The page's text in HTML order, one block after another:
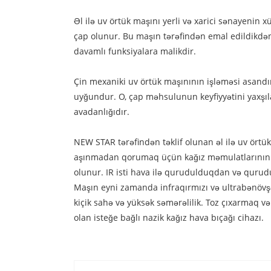
Əl ilə uv örtük maşını yerli və xarici sənayenin
çap olunur. Bu maşın tərəfindən emal edildikdən
davamlı funksiyalara malikdir.
Çin mexaniki uv örtük maşınının işləməsi
uyğundur. O, çap məhsulunun keyfiyyətini
avadanlığıdır.
NEW STAR tərəfindən təklif olunan əl ilə uv
aşınmadan qorumaq üçün kağız
olunur. IR isti hava ilə qurudulduqdan və
Maşın eyni zamanda infraqırmızı və
kiçik sahə və yüksək səmərəlilik. Toz
olan isteğe bağlı nazik kağız hava bıçağı cihazı.